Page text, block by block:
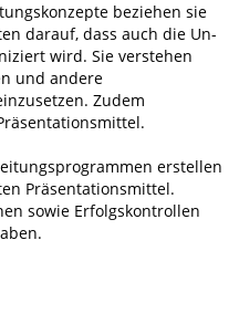
beziehen sie
darauf, dass auch die Un­
wird. Sie verstehen
und an­dere
Zudem
erstellen
Präsentationsmittel.
sowie Erfolgskontrollen